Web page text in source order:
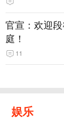
官宣：欢迎
庭！
11
娱乐